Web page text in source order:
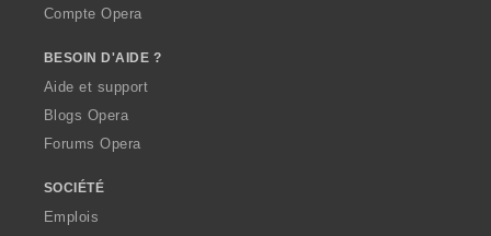
Compte Opera
BESOIN D'AIDE ?
Aide et support
Blogs Opera
Forums Opera
SOCIÉTÉ
Emplois